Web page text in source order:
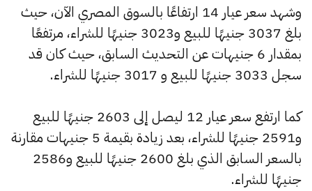
وشهد سعر عيار 14 ارتفاعًا بالسوق المصري الآن، حيث
بلغ 3037 جنيهًا للبيع و3023 جنيهًا للشراء، مرتفعًا
بمقدار 6 جنيهات عن التحديث السابق، حيث كان قد
سجل 3033 جنيهًا للبيع و 3017 جنيهًا للشراء.
كما ارتفع سعر عيار 12 ليصل إلى 2603 جنيهًا للبيع
و2591 جنيهًا للشراء، بعد زيادة بقيمة 5 جنيهات مقارنة
بالسعر السابق الذي بلغ 2600 جنيهًا للبيع و2586
جنيهًا للشراء.